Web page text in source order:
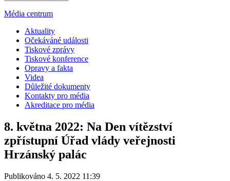
Média centrum
Aktuality
Očekáváné události
Tiskové zprávy
Tiskové konference
Opravy a fakta
Videa
Důležité dokumenty
Kontakty pro média
Akreditace pro média
8. května 2022: Na Den vítězství
zpřístupní Úřad vlády veřejnosti
Hrzánský palác
Publikováno 4. 5. 2022 11:39